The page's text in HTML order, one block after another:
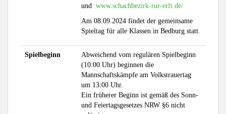
und www.schachbezirk-rur-erft.de/
Am 08.09.2024 findet der gemeinsame
Spieltag für alle Klassen in Bedburg statt.
Spielbeginn
Abweichend vom regulären Spielbeginn
(10:00 Uhr) beginnen die
Mannschaftskämpfe am Volkstrauertag
um 13:00 Uhr.
Ein früherer Beginn ist gemäß des Sonn-
und Feiertagsgesetzes NRW §6 nicht